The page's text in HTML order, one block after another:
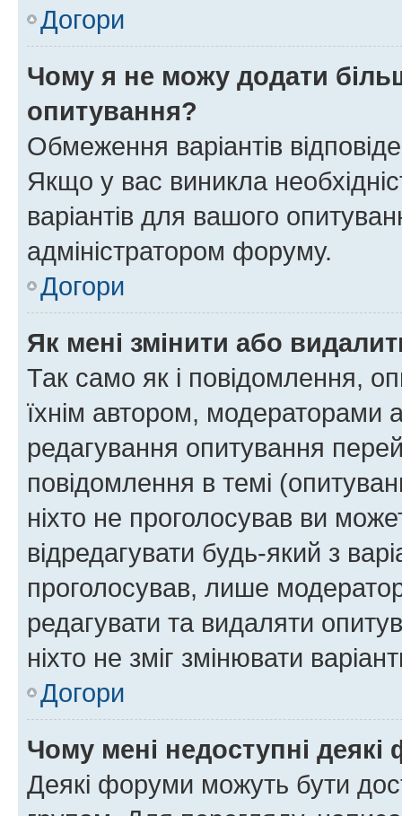
Догори
Чому я не можу додати
опитування?
Обмеження варіантів
Якщо у вас виникла
варіантів для вашого
адміністратором форуму.
Догори
Як мені змінити або
Так само як і повідомлення,
їхнім автором, модераторами
редагування опитування
повідомлення в темі
ніхто не проголосував ви
відредагувати будь-який з
проголосував, лише
редагувати та видаляти
ніхто не зміг змінювати
Догори
Чому мені недоступні
Деякі форуми можуть бути